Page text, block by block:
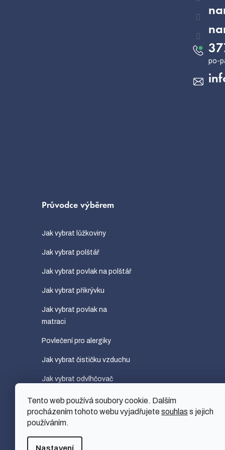
Tento web používá soubory cookie. Dalším
procházením tohoto webu vyjadřujetesouhlas s jejich
používáním.
Nastavení
Průvodce výběrem
Jak vybrat lůžkoviny
Jak vybrat polštář
Jak vybrat povlak na polštář
Jak vybrat přikrývku
Jak vybrat povlak na
matraci
Povlečení pro alergiky
Jak vybrat čističku vzduchu
Jak vybrat odvlhčovač
Jak vybrat zvlhčovač
vzduchu